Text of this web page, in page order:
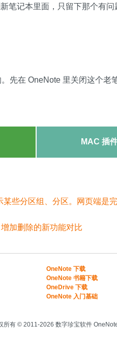
笔记本里面，只留下那个有问
先在 OneNote 里关闭这个老
MAC 插
些分区组、分区。网页端是
加删除的新功能对比
OneNote 下载
OneNote 书籍下载
OneDrive 下载
OneNote 入门基础
所有 © 2011-2026 数字珍宝软件